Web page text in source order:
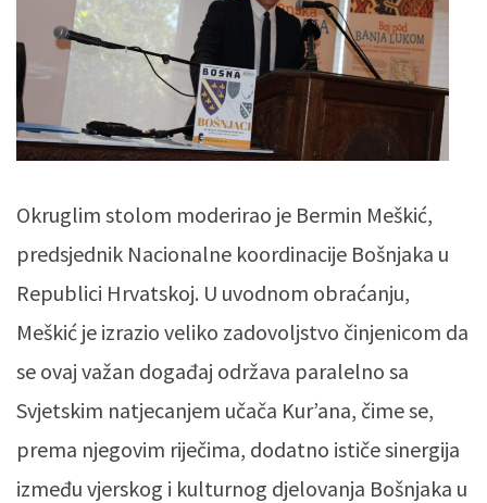
Okruglim stolom moderirao je Bermin Meškić,
predsjednik Nacionalne koordinacije Bošnjaka u
Republici Hrvatskoj. U uvodnom obraćanju,
Meškić je izrazio veliko zadovoljstvo činjenicom da
se ovaj važan događaj održava paralelno sa
Svjetskim natjecanjem učača Kur’ana, čime se,
prema njegovim riječima, dodatno ističe sinergija
između vjerskog i kulturnog djelovanja Bošnjaka u